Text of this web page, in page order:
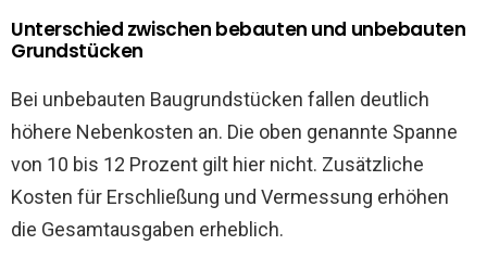
Unterschied zwischen bebauten und unbebauten
Grundstücken
Bei unbebauten Baugrundstücken fallen deutlich
höhere Nebenkosten an. Die oben genannte Spanne
von 10 bis 12 Prozent gilt hier nicht. Zusätzliche
Kosten für Erschließung und Vermessung erhöhen
die Gesamtausgaben erheblich.